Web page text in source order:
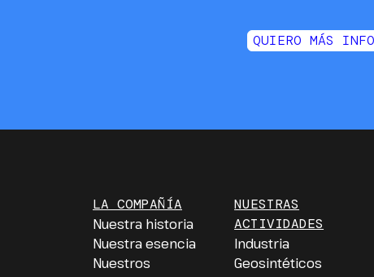
QUIERO MÁS
LA COMPAÑÍA
Nuestra historia
Nuestra esencia
Nuestros
NUESTRAS
ACTIVIDADES
Industria
Geosintéticos